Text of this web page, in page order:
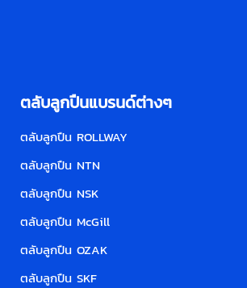
ตลับลูกปืนแบรนด์ต่างๆ
ตลับลูกปืน ROLLWAY
ตลับลูกปืน NTN
ตลับลูกปืน NSK
ตลับลูกปืน McGill
ตลับลูกปืน OZAK
ตลับลูกปืน SKF